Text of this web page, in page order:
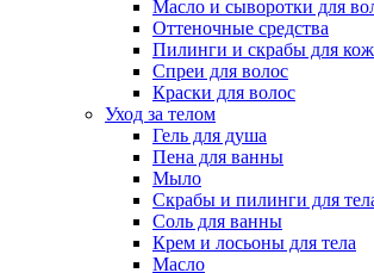
Масло и сыворотки для
Оттеночные средства
Пилинги и скрабы для
Спреи для волос
Краски для волос
Уход за телом
Гель для душа
Пена для ванны
Мыло
Скрабы и пилинги для
Соль для ванны
Крем и лосьоны для тела
Масло